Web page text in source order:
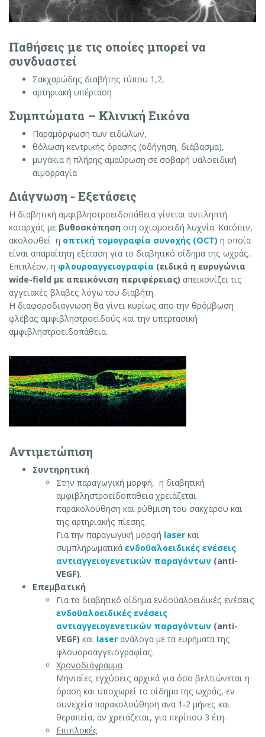
Παθήσεις με τις οποίες μπορεί να
συνδυαστεί
Σακχαρώδης διαβήτης τύπου 1,2,
αρτηριακή υπέρταση
Συμπτώματα – Κλινική Εικόνα
Παραμόρφωση των ειδώλων,
θόλωση κεντρικής όρασης (οδήγηση, διάβασμα),
μυγάκια ή πλήρης αμαύρωση σε σοβαρή υαλοειδική
αιμορραγία
Διάγνωση - Εξετάσεις
Η διαβητική αμφιβληστροειδοπάθεια γίνεται αντιληπτή
καταρχάς με βυθοσκόπηση στη σχισμοειδή λυχνία. Κατόπιν,
ακολουθεί η οπτική τομογραφία συνοχής (OCT) η οποία
είναι απαραίτητη εξέταση για το διαβητικό οίδημα της ωχράς.
Επιπλέον, η φλουροαγγειογραφία (ειδικά η ευρυγώνια
wide-field με απεικόνιση περιφέρειας) απεικονίζει τις
αγγειακές βλάβες λόγω του διαβήτη.
Η διαφοροδιάγνωση θα γίνει κυρίως απο την θρόμβωση
φλέβας αμφιβληστροειδούς και την υπερτασική
αμφιβληστροειδοπάθεια.
Αντιμετώπιση
Συντηρητική
Στην παραγωγική μορφή, η διαβητική
αμφιβληστροειδοπάθεια χρειάζεται
παρακολούθηση και ρύθμιση του σακχάρου και
της αρτηριακής πίεσης.
Για την παραγωγική μορφή laser και
συμπληρωματικά ενδοϋαλοειδικές ενέσεις
αντιαγγειογενετικών παραγόντων (anti-
VEGF).
Επεμβατική
Για το διαβητικό οίδημα ενδοϋαλοειδικές ενέσεις
ενδοϋαλοειδικές ενέσεις
αντιαγγειογενετικών παραγόντων (anti-
VEGF) και laser ανάλογα με τα ευρήματα της
φλουοροαγγειογραφίας.
Χρονοδιάγραμμα
Μηνιαίες εγχύσεις αρχικά για όσο βελτιώνεται η
όραση και υποχωρεί το οίδημα της ωχράς, εν
συνεχεία παρακολούθηση ανα 1-2 μήνες και
θεραπεία, αν χρειάζεται, για περίπου 3 έτη.
Επιπλοκές